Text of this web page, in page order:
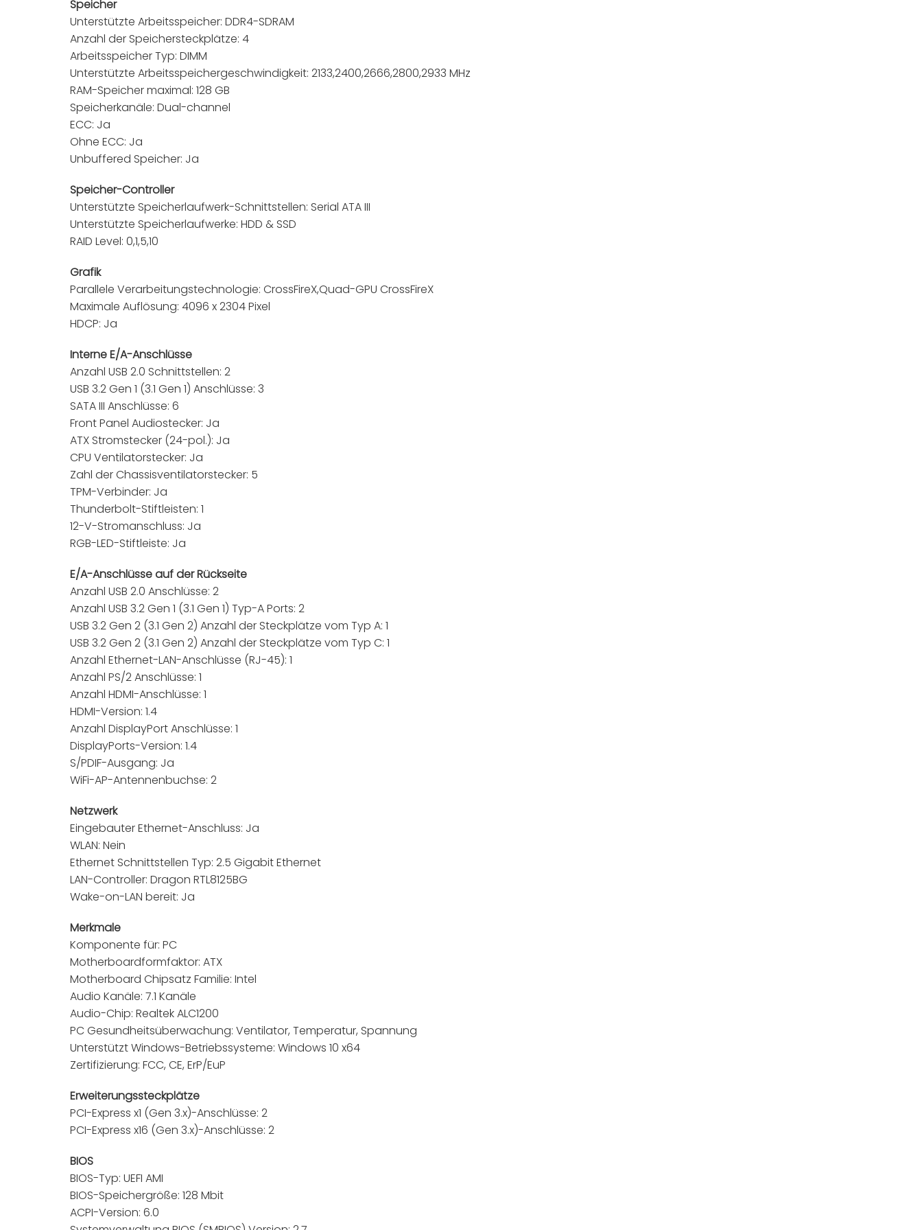
Speicher
Unterstützte Arbeitsspeicher: DDR4-SDRAM
Anzahl der Speichersteckplätze: 4
Arbeitsspeicher Typ: DIMM
Unterstützte Arbeitsspeichergeschwindigkeit: 2133,2400,2666,2800,2933 MHz
RAM-Speicher maximal: 128 GB
Speicherkanäle: Dual-channel
ECC: Ja
Ohne ECC: Ja
Unbuffered Speicher: Ja
Speicher-Controller
Unterstützte Speicherlaufwerk-Schnittstellen: Serial ATA III
Unterstützte Speicherlaufwerke: HDD & SSD
RAID Level: 0,1,5,10
Grafik
Parallele Verarbeitungstechnologie: CrossFireX,Quad-GPU CrossFireX
Maximale Auflösung: 4096 x 2304 Pixel
HDCP: Ja
Interne E/A-Anschlüsse
Anzahl USB 2.0 Schnittstellen: 2
USB 3.2 Gen 1 (3.1 Gen 1) Anschlüsse: 3
SATA III Anschlüsse: 6
Front Panel Audiostecker: Ja
ATX Stromstecker (24-pol.): Ja
CPU Ventilatorstecker: Ja
Zahl der Chassisventilatorstecker: 5
TPM-Verbinder: Ja
Thunderbolt-Stiftleisten: 1
12-V-Stromanschluss: Ja
RGB-LED-Stiftleiste: Ja
E/A-Anschlüsse auf der Rückseite
Anzahl USB 2.0 Anschlüsse: 2
Anzahl USB 3.2 Gen 1 (3.1 Gen 1) Typ-A Ports: 2
USB 3.2 Gen 2 (3.1 Gen 2) Anzahl der Steckplätze vom Typ A: 1
USB 3.2 Gen 2 (3.1 Gen 2) Anzahl der Steckplätze vom Typ C: 1
Anzahl Ethernet-LAN-Anschlüsse (RJ-45): 1
Anzahl PS/2 Anschlüsse: 1
Anzahl HDMI-Anschlüsse: 1
HDMI-Version: 1.4
Anzahl DisplayPort Anschlüsse: 1
DisplayPorts-Version: 1.4
S/PDIF-Ausgang: Ja
WiFi-AP-Antennenbuchse: 2
Netzwerk
Eingebauter Ethernet-Anschluss: Ja
WLAN: Nein
Ethernet Schnittstellen Typ: 2.5 Gigabit Ethernet
LAN-Controller: Dragon RTL8125BG
Wake-on-LAN bereit: Ja
Merkmale
Komponente für: PC
Motherboardformfaktor: ATX
Motherboard Chipsatz Familie: Intel
Audio Kanäle: 7.1 Kanäle
Audio-Chip: Realtek ALC1200
PC Gesundheitsüberwachung: Ventilator, Temperatur, Spannung
Unterstützt Windows-Betriebssysteme: Windows 10 x64
Zertifizierung: FCC, CE, ErP/EuP
Erweiterungssteckplätze
PCI-Express x1 (Gen 3.x)-Anschlüsse: 2
PCI-Express x16 (Gen 3.x)-Anschlüsse: 2
BIOS
BIOS-Typ: UEFI AMI
BIOS-Speichergröße: 128 Mbit
ACPI-Version: 6.0